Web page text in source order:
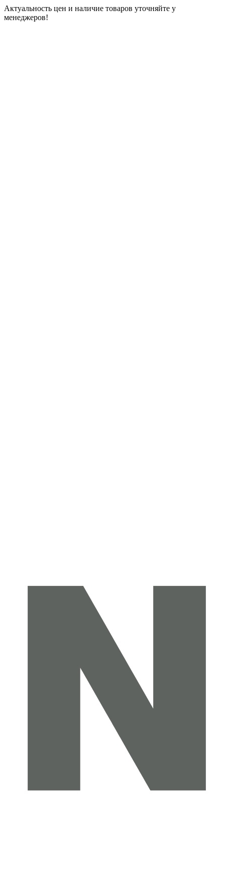
Актуальность цен и наличие товаров уточняйте у
менеджеров!